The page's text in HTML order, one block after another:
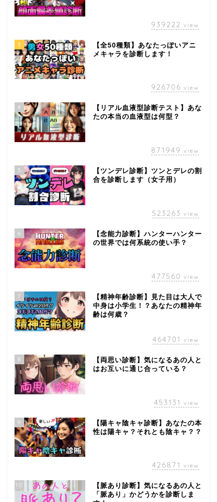
939222 view
3
【全50種類】あなたっぽいアニ
メキャラを診断します！
926706 view
4
【リアル血液型診断テスト】あな
たの本当の血液型は何型？
871949 view
5
【ツンデレ診断】ツンとデレの割
合を診断します（女子用）
523263 view
6
【念能力診断】ハンターハンター
の世界では何系統の使い手？
477560 view
7
【精神年齢診断】見た目は大人で
中身は小学生！？あなたの精神年
齢は何歳？
464701 view
8
【両思い診断】気になるあの人と
はお互いに通じ合っている？
453131 view
9
【陽キャ陰キャ診断】あなたの本
性は陽キャ？それとも陰キャ？？
426871 view
10
【脈あり診断】気になるあの人と
「脈あり」かどうかを診断しま